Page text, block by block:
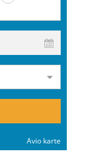
Avio karte